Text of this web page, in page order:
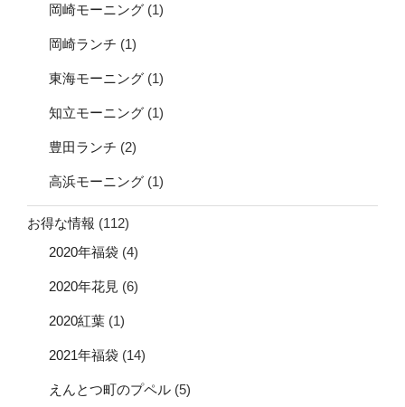
岡崎モーニング (1)
岡崎ランチ (1)
東海モーニング (1)
知立モーニング (1)
豊田ランチ (2)
高浜モーニング (1)
お得な情報 (112)
2020年福袋 (4)
2020年花見 (6)
2020紅葉 (1)
2021年福袋 (14)
えんとつ町のプペル (5)